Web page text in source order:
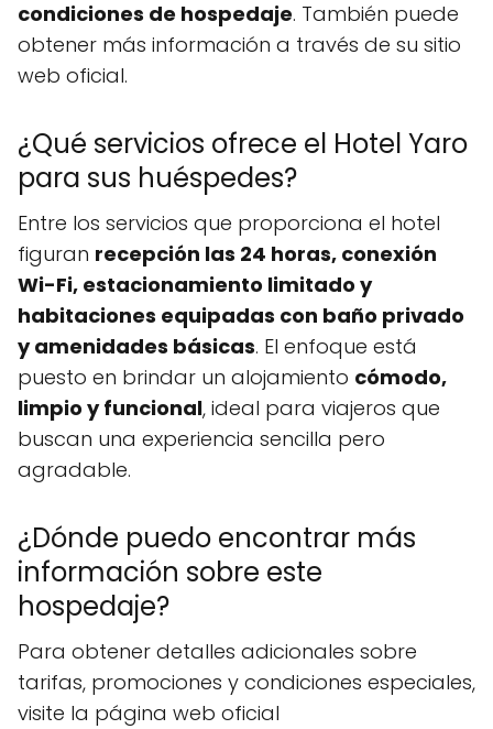
condiciones de hospedaje. También puede
obtener más información a través de su sitio
web oficial.
¿Qué servicios ofrece el Hotel Yaro
para sus huéspedes?
Entre los servicios que proporciona el hotel
figuran recepción las 24 horas, conexión
Wi-Fi, estacionamiento limitado y
habitaciones equipadas con baño privado
y amenidades básicas. El enfoque está
puesto en brindar un alojamiento cómodo,
limpio y funcional, ideal para viajeros que
buscan una experiencia sencilla pero
agradable.
¿Dónde puedo encontrar más
información sobre este
hospedaje?
Para obtener detalles adicionales sobre
tarifas, promociones y condiciones especiales,
visite la página web oficial